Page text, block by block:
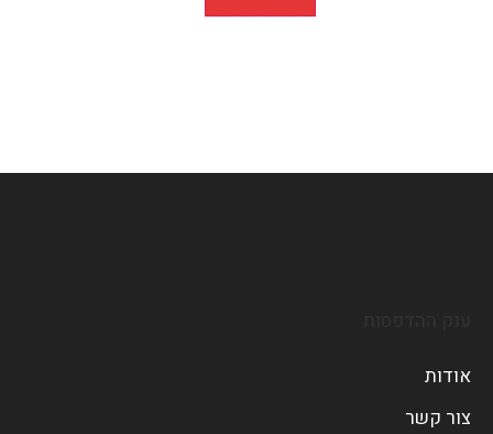
אודות
צור קשר